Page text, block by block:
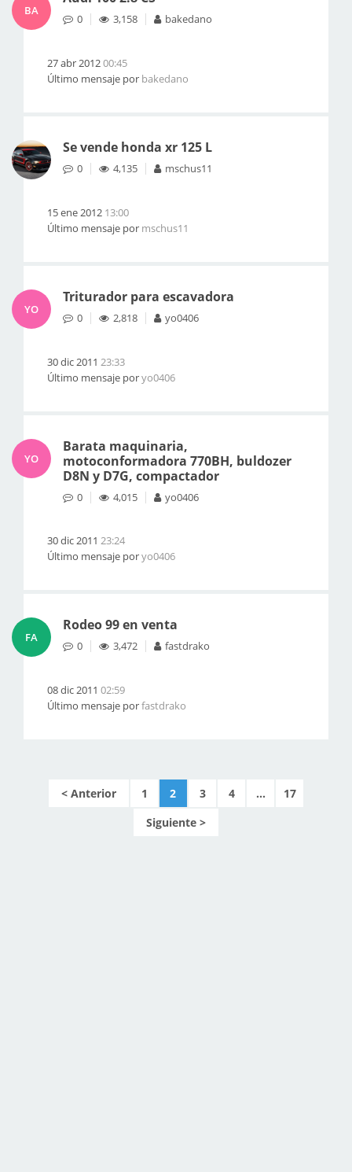
BA
0 3,158 bakedano
27 abr 201200:45
Último mensaje por bakedano
Se vende honda xr 125 L
0 4,135 mschus11
15 ene 2012 13:00
Último mensaje por mschus11
YO
Triturador para escavadora
0 2,818 yo0406
30 dic 2011 23:33
Último mensaje poryo0406
YO
Barata maquinaria,
motoconformadora 770BH, buldozer
D8N y D7G, compactador
0 4,015 yo0406
30 dic 2011 23:24
Último mensaje poryo0406
FA
Rodeo 99 en venta
0 3,472 fastdrako
08 dic 2011 02:59
Último mensaje porfastdrako
1 2 3 4 ... 17